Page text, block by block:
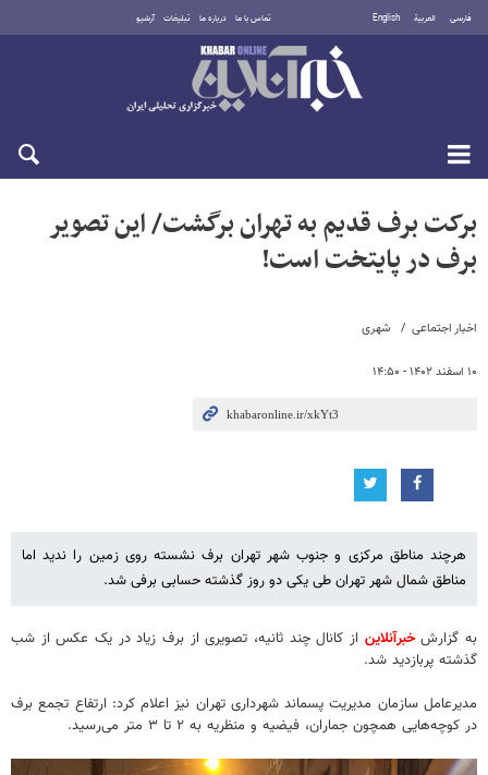
فارسی العربية English تماس با ما درباره ما تبلیغات آرشیو
شنبه ۱۷ مرداد ۱۴۰۵
اخبار اجتماعی شهری
۱۰ اسفند ۱۴۰۲ - ۱۴:۵۰
برکت برف قدیم به تهران برگشت/ این تصویر
برف در پایتخت است!
هرچند مناطق مرکزی و جنوب شهر تهران برف نشسته روی زمین را ندید اما
مناطق شمال شهر تهران طی یکی دو روز گذشته حسابی برفی شد.
به گزارشخبرآنلاین از کانال چند ثانیه، تصویری از برف زیاد در یک عکس از شب
گذشته پربازدید شد.
مدیرعامل سازمان مدیریت پسماند شهرداری تهران نیز اعلام کرد: ارتفاع تجمع برف
در کوچه‌هایی همچون جماران، فیضیه و منظریه به ۲ تا ۳ متر می‌رسید.